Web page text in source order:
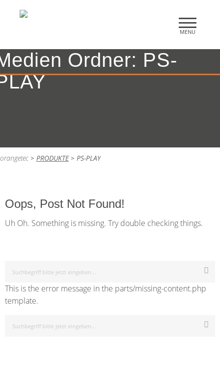
Ordner: PS-
orangetec > PRODUKTE> PS-PLAY
Oops, Post Not Found!
Uh Oh. Something is missing. Try double checking things.
This is the error message in the parts/missing-content.php
template.